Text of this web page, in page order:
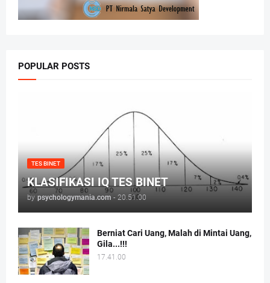
POPULAR POSTS
TES BINET
KLASIFIKASI IQ TES BINET
by psychologymania.com - 20.51.00
Berniat Cari Uang, Malah di Mintai Uang,
Gila...!!!
17.41.00